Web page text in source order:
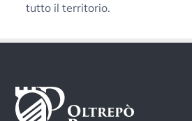
tutto il territorio.